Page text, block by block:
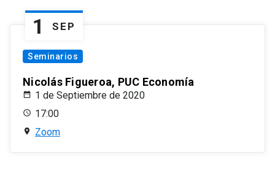
1 SEP
Seminarios
Nicolás Figueroa, PUC Economía
1 de Septiembre de 2020
17:00
Zoom